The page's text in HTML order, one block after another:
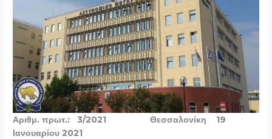
Αριθμ. πρωτ.: 3/2021 Θεσσαλονίκη 19
Ιανουαρίου 2021